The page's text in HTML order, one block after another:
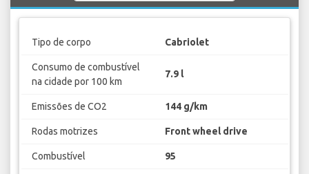
Tipo de corpo Cabriolet
Consumo de combustível
na cidade por 100 km
7.9 l
Emissões de CO2 144 g/km
Rodas motrizes Front wheel drive
Combustível 95